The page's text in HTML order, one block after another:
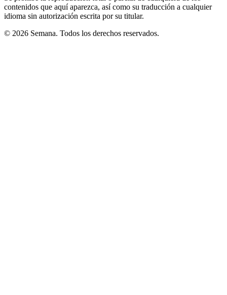
contenidos que aquí aparezca, así como su traducción a cualquier
idioma sin autorización escrita por su titular.
© 2026 Semana. Todos los derechos reservados.